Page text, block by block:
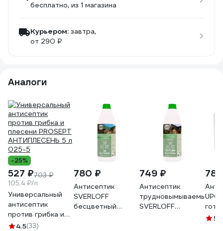
бесплатно, из 1 магазина
Курьером: завтра,
от 290 ₽
Аналоги
-25%
527 ₽703 ₽
105.4 ₽/л
Универсальный
антисептик
против грибка и
плесени PROSEPT
4.5(33)
780 ₽
Антисептик
SVERLOFF
бесцветный
749 ₽
Антисептик
трудновымываемый
SVERLOFF
5